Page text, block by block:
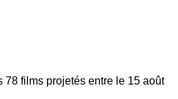
films projetés entre le 15 août